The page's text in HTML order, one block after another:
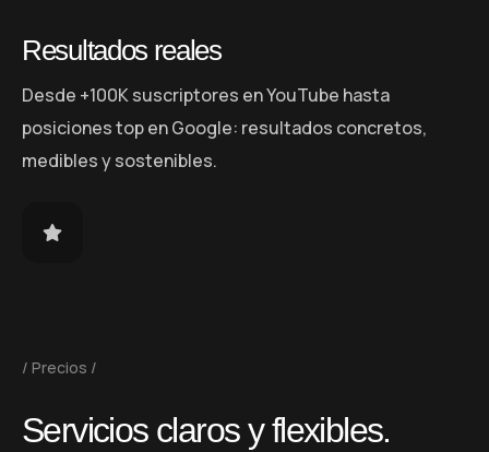
Resultados reales
Desde +100K suscriptores en YouTube hasta
posiciones top en Google: resultados concretos,
medibles y sostenibles.
Precios
Servicios claros y flexibles.